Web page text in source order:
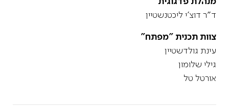
ד"ר דוצ'י ליכטנשטיין
צוות תכנית "מפתח"
עינת גולדשטיין
גילי שלומון
אורטל טל